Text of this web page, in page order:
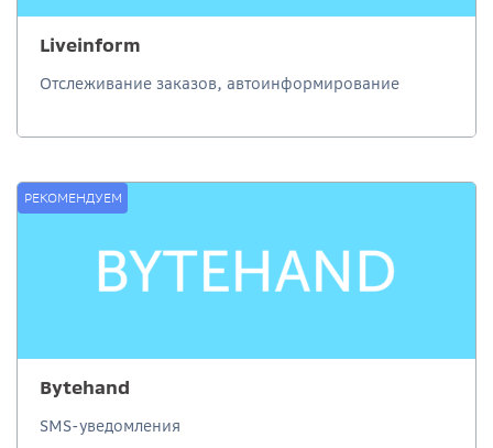
Liveinform
Отслеживание заказов, автоинформирование
РЕКОМЕНДУЕМ
Bytehand
SMS-уведомления